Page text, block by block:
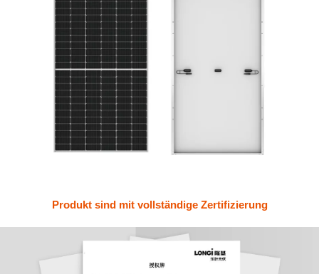
Produkt sind mit vollständige Zertifizierung